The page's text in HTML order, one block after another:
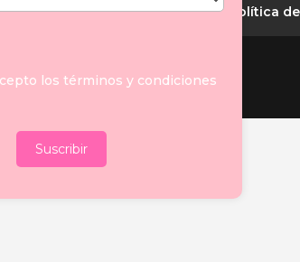
los términos y condiciones
Política de privacidad Política